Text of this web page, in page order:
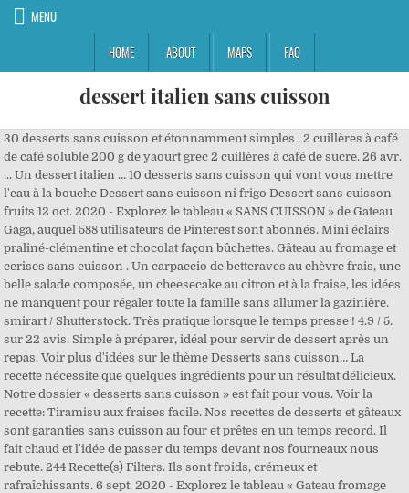
MENU
HOME
ABOUT MAPS FAQ
dessert italien sans cuisson
30 desserts sans cuisson et étonnamment simples . 2 cuillères à café
de café soluble 200 g de yaourt grec 2 cuillères à café de sucre. 26 avr.
... Un dessert italien … 10 desserts sans cuisson qui vont vous mettre
l'eau à la bouche Dessert sans cuisson ni frigo Dessert sans cuisson
fruits 12 oct. 2020 - Explorez le tableau « SANS CUISSON » de Gateau
Gaga, auquel 588 utilisateurs de Pinterest sont abonnés. Mini éclairs
praliné-clémentine et chocolat façon bûchettes. Gâteau au fromage et
cerises sans cuisson . Un carpaccio de betteraves au chèvre frais, une
belle salade composée, un cheesecake au citron et à la fraise, les idées
ne manquent pour régaler toute la famille sans allumer la gazinière.
smirart / Shutterstock. Très pratique lorsque le temps presse ! 4.9 / 5.
sur 22 avis. Simple à préparer, idéal pour servir de dessert après un
repas. Voir plus d'idées sur le thème Desserts sans cuisson… La
recette nécessite que quelques ingrédients pour un résultat délicieux.
Notre dossier « desserts sans cuisson » est fait pour vous. Voir la
recette: Tiramisu aux fraises facile. Nos recettes de desserts et gâteaux
sont garanties sans cuisson au four et prêtes en un temps record. Il
fait chaud et l'idée de passer du temps devant nos fourneaux nous
rebute. 244 Recette(s) Filters. Ils sont froids, crémeux et
rafraîchissants. 6 sept. 2020 - Explorez le tableau « Gateau fromage